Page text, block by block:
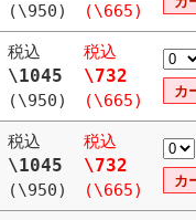
(\950) (\665)
税込
\1045
(\950)
税込
\732
(\665)
税込
\1045
(\950)
税込
\732
(\665)